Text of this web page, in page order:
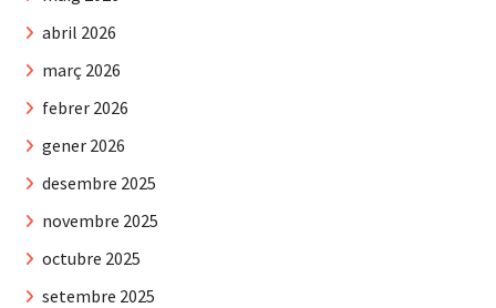
abril 2026
març 2026
febrer 2026
gener 2026
desembre 2025
novembre 2025
octubre 2025
setembre 2025